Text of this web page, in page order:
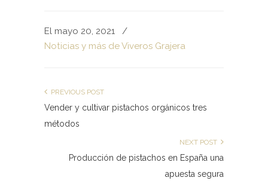
El mayo 20, 2021
/
Noticias y más de Viveros Grajera
PREVIOUS POST
Vender y cultivar pistachos orgánicos tres
métodos
NEXT POST
Producción de pistachos en España una
apuesta segura